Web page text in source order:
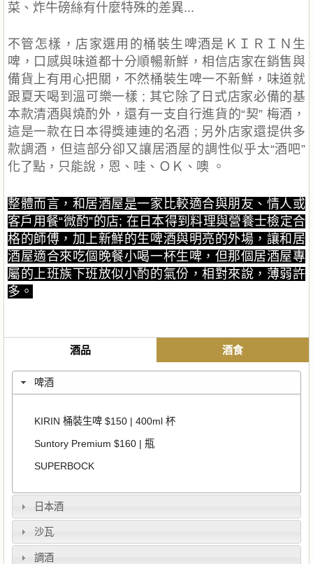
菜、炸牛磅絲有什麼特殊的差異...
不管怎樣，店家選用的桶裝生啤酒是ＫＩＲＩＮ生
啤，口感與味道都十分順暢新鮮，相信店家在銷售與
備貨上有用心把關，不然桶裝生啤一不新鮮，味道就
跟夏天喝到溫可樂一樣 ; 其它除了日式店家必備的基
本款清酒與燒酌外，還有一支自行進貨的“契” 梅酒，
這是一款在日本得獎連連的名酒 ; 另外店家還提供多
款調酒，但這部分卻又讓居酒屋的調性似乎太“酒吧”
化了點，只能說，恩、哇、ＯＫ、噢 。
整體而言，和居酒屋是一家比較適合與朋友、情人或
客戶用餐“微酌”的店; 在日本得到料理與營養士檢定合
格的師傅，加上新鮮的生啤酒與明亮的外場，讓和居
酒屋適合來吃個晚餐小喝一杯生啤，但那個居酒屋專
屬的上班族下班放似小酌的氣份，相對來說，薄弱許
多。
酒品 酒食
啤酒
KIRIN 桶裝生啤 $150 | 400ml 杯
Suntory Premium $160 | 瓶
SUPERBOCK
日本酒
沙瓦
調酒